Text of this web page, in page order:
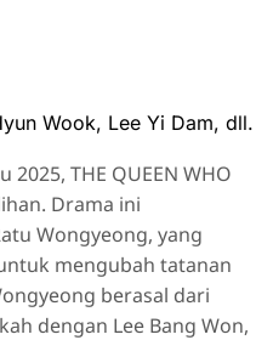
Wook, Lee Yi Dam, dll.
THE QUEEN WHO
Drama ini
Wongyeong, yang
mengubah tatanan
berasal dari
dengan Lee Bang Won,